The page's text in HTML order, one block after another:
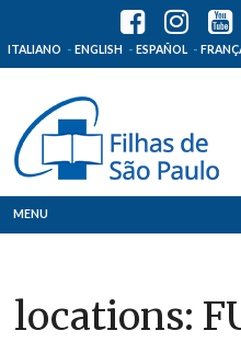
ITALIANO ENGLISH ESPAÑOL
MENU
Onde Estamos
locations: